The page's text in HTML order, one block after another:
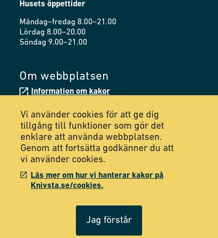
Husets öppettider
Måndag–fredag 8.00–21.00
Lördag 8.00–20.00
Söndag 9.00–21.00
Om webbplatsen
Information om kakor
Tillgänglighetsredogörelse
Följ oss på Facebook
Följ oss på Instagram
Vi använder cookies för att ge dig
tillgång till funktioner som gör det
enklare att använda webbplatsen.
Genom att fortsätta godkänner du att
vi använder cookies.
Läs mer om hur vi hanterar kakor på
Knivsta.se/cookies.
Jag förstår